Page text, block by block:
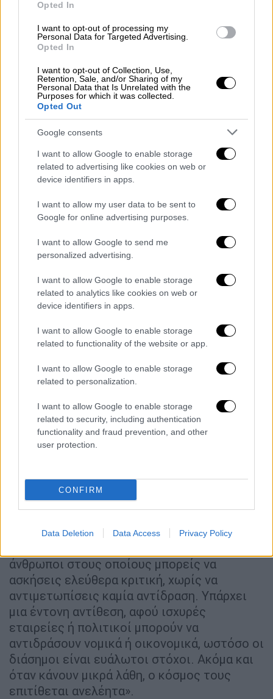
Opted In
I want to opt-out of processing my
Personal Data for Targeted Advertising.
Opted In
I want to opt-out of Collection, Use,
Retention, Sale, and/or Sharing of my
Personal Data that Is Unrelated with the
Purposes for which it was collected.
Opted Out
Google consents
I want to allow Google to enable storage
related to advertising like cookies on web or
device identifiers in apps.
I want to allow my user data to be sent to
Google for online advertising purposes.
I want to allow Google to send me
personalized advertising.
I want to allow Google to enable storage
related to analytics like cookies on web or
device identifiers in apps.
I want to allow Google to enable storage
related to functionality of the website or app.
I want to allow Google to enable storage
related to personalization.
I want to allow Google to enable storage
related to security, including authentication
functionality and fraud prevention, and other
user protection.
CONFIRM
Data Deletion Data Access Privacy Policy
έλεγχο την ιδιωτική τους ζωή.
αυτοκτόνησε το 2023, αλλά και η σταρ του
κινηματογράφου Choi Jin-sil, που πέθανε το
2008. Πέντε χρόνια αργότερα, ακολούθησε ο
θάνατος του Cho Sung-min, που ήταν
αστέρας του μπέιζμπολ. Εξάλλου, οι
καλλιτέχνες της K-popSulliκαιGoo Hara
πέθαναν το 2019 και το 2017 έφυγε από τη
ζωή ο Kim Jong-hyun.
Οι διάσημοι στηΝότια Κορέα, και ειδικά οι
γυναίκες, δυσκολεύονται να βρουν δουλειά
μετά από περιπέτειες με τον νόμο, ενώ
διστάζουν να απευθυνθούν σε ψυχολόγους
για να ξεπεράσουν τα προβλήματα ψυχικής
υγείας.
σαν ένα γιγαντιαίο Squid Game», ανέφερε ο
επίκουρος καθηγητής ψυχιατρικής στο
Πανεπιστήμιο Yale, Peter Jongho Na. «Οι
άνθρωποι που κάνουν λάθη ή μένουν πίσω
δίνεται η ευκαιρία να ανακάμψουν, σαν να μην
έχει συμβεί τίποτα. Οι διάσημοι δέχονται
τεράστια πίεση, για να φαίνονται πάντα
Ο καθηγητής Κοινωνιολογίας στο
Πανεπιστήμιο Sogang,
κορεατική κουλτούρα. «Οι αστέρες του
άνθρωποι στους οποίους μπορείς να
ασκήσεις ελεύθερα κριτική, χωρίς να
αντιμετωπίσεις καμία αντίδραση. Υπάρχει
μια έντονη αντίθεση, αφού ισχυρές
εταιρείες ή πολιτικοί μπορούν να
αντιδράσουν νομικά ή οικονομικά, ωστόσο οι
διάσημοι είναι ευάλωτοι στόχοι. Ακόμα και
όταν κάνουν μικρά λάθη, ο κόσμος τους
επιτίθεται ανελέητα».